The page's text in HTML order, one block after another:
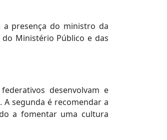
a presença do ministro da
do Ministério Público e das
desenvolvam e
segunda é recomendar a
a fomentar uma cultura